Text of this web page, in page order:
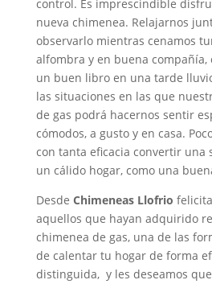
control. Es imprescindible
nueva chimenea. Relajarnos
observarlo mientras cenamos
alfombra y en buena compañía,
un buen libro en una tarde
las situaciones en las que
de gas podrá hacernos sentir
cómodos, a gusto y en casa.
con tanta eficacia convertir una
un cálido hogar, como una
Desde Chimeneas Llofrio
aquellos que hayan adquirido
chimenea de gas, una de las
de calentar tu hogar de forma
distinguida, y les deseamos